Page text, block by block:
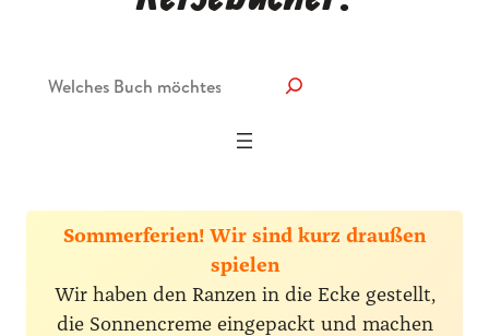
Sommerferien! Wir sind kurz draußen
spielen
Wir haben den Ranzen in die Ecke gestellt,
die Sonnencreme eingepackt und machen